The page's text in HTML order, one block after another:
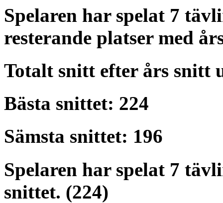
Spelaren har spelat 7
resterande platser med
Totalt snitt efter års snitt
Bästa snittet: 224
Sämsta snittet: 196
Spelaren har spelat 7
snittet. (224)